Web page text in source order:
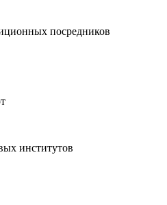
посредников
институтов